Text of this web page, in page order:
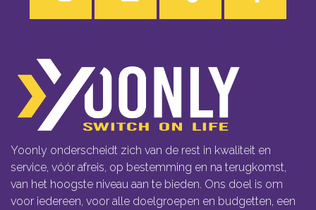
Yoonly onderscheidt zich van de rest in kwaliteit en
service, vóór afreis, op bestemming en na terugkomst,
van het hoogste niveau aan te bieden. Ons doel is om
voor iedereen, voor alle doelgroepen en budgetten, een